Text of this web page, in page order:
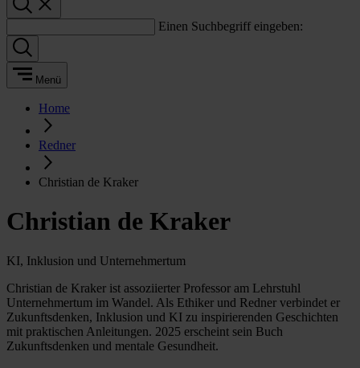
Einen Suchbegriff eingeben:
Menü
Home
Redner
Christian de Kraker
Christian de Kraker
KI, Inklusion und Unternehmertum
Christian de Kraker ist assoziierter Professor am Lehrstuhl
Unternehmertum im Wandel. Als Ethiker und Redner verbindet er
Zukunftsdenken, Inklusion und KI zu inspirierenden Geschichten
mit praktischen Anleitungen. 2025 erscheint sein Buch
Zukunftsdenken und mentale Gesundheit.